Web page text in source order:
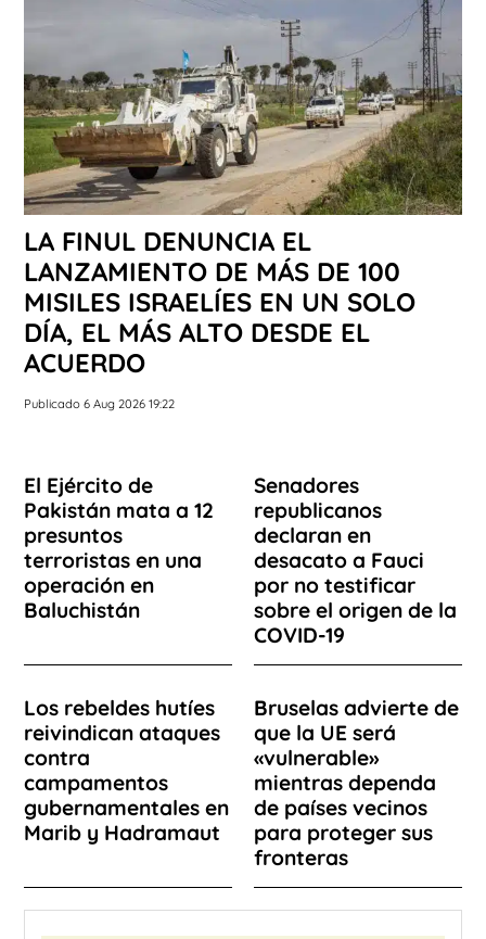
LA FINUL DENUNCIA EL
LANZAMIENTO DE MÁS DE 100
MISILES ISRAELÍES EN UN SOLO
DÍA, EL MÁS ALTO DESDE EL
ACUERDO
Publicado 6 Aug 2026 19:22
El Ejército de
Pakistán mata a 12
presuntos
terroristas en una
operación en
Baluchistán
Senadores
republicanos
declaran en
desacato a Fauci
por no testificar
sobre el origen de la
COVID-19
Los rebeldes hutíes
reivindican ataques
contra
campamentos
gubernamentales en
Marib y Hadramaut
Bruselas advierte de
que la UE será
«vulnerable»
mientras dependa
de países vecinos
para proteger sus
fronteras